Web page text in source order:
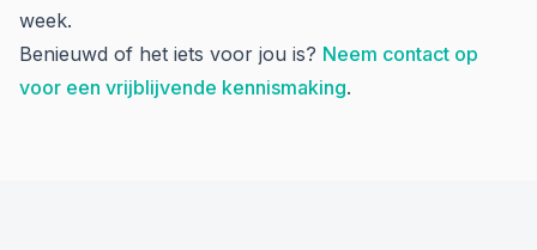
week.
Benieuwd of het iets voor jou is? Neem contact op
voor een vrijblijvende kennismaking.